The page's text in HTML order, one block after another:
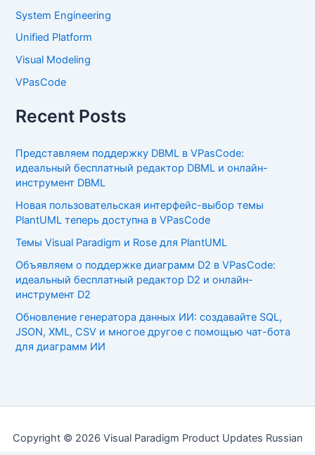
System Engineering
Unified Platform
Visual Modeling
VPasCode
Recent Posts
Представляем поддержку DBML в VPasCode:
идеальный бесплатный редактор DBML и онлайн-
инструмент DBML
Новая пользовательская интерфейс-выбор темы
PlantUML теперь доступна в VPasCode
Темы Visual Paradigm и Rose для PlantUML
Объявляем о поддержке диаграмм D2 в VPasCode:
идеальный бесплатный редактор D2 и онлайн-
инструмент D2
Обновление генератора данных ИИ: создавайте SQL,
JSON, XML, CSV и многое другое с помощью чат-бота
для диаграмм ИИ
Copyright © 2026 Visual Paradigm Product Updates Russian